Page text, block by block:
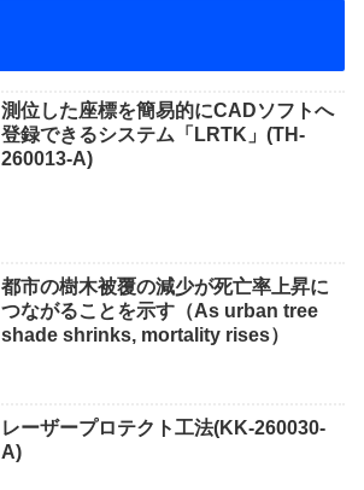
測位した座標を簡易的にCADソフトへ
登録できるシステム「LRTK」(TH-
260013-A)
都市の樹木被覆の減少が死亡率上昇に
つながることを示す（As urban tree
shade shrinks, mortality rises）
レーザープロテクト⼯法(KK-260030-
A)